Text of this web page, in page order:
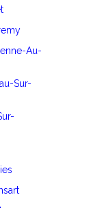
Au-
Sur-